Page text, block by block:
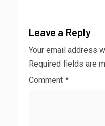
Leave a Reply
Your email address
Required fields are
Comment *